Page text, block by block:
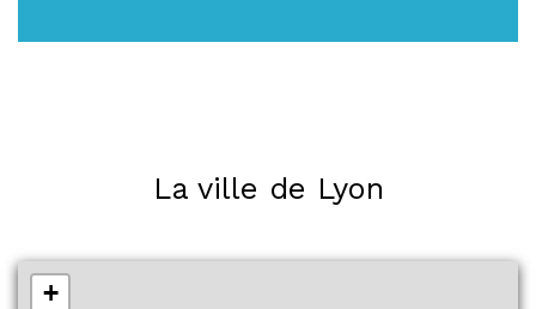
La ville de Lyon
+